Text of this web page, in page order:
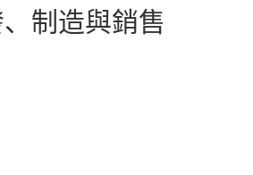
制造與銷售